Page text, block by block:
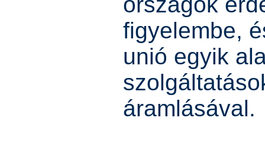
figyelembe,
unió egyik
áramlásával.